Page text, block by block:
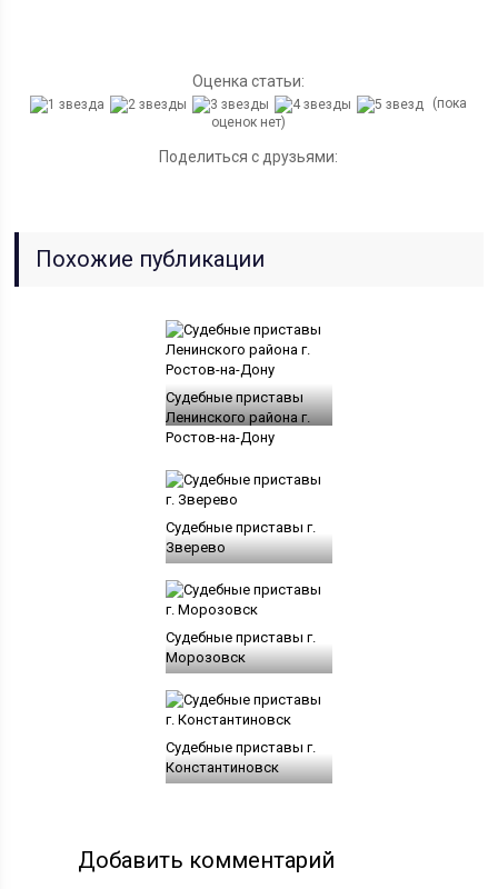
Оценка статьи:
(пока
оценок нет)
Поделиться с друзьями:
Похожие публикации
Судебные приставы
Ленинского района г.
Ростов-на-Дону
Судебные приставы г.
Зверево
Судебные приставы г.
Морозовск
Судебные приставы г.
Константиновск
Добавить комментарий